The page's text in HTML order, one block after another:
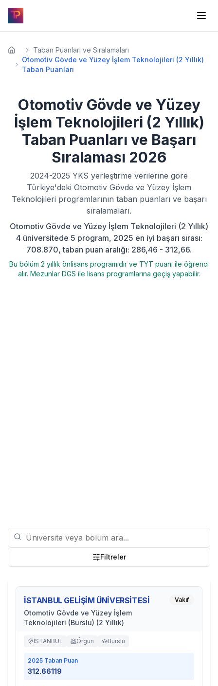
Taban Puanları ve Sıralamaları
Otomotiv Gövde ve Yüzey İşlem Teknolojileri (2 Yıllık)
Taban Puanları
Otomotiv Gövde ve Yüzey
İşlem Teknolojileri (2 Yıllık)
Taban Puanları ve Başarı
Sıralaması 2026
2024-2025 YKS yerleştirme verilerine göre
Türkiye'deki Otomotiv Gövde ve Yüzey İşlem
Teknolojileri programlarının taban puanları ve başarı
sıralamaları.
Otomotiv Gövde ve Yüzey İşlem Teknolojileri (2 Yıllık)
4 üniversitede 5 program, 2025 en iyi başarı sırası:
708.870, taban puan aralığı: 286,46 - 312,66.
Bu bölüm 2 yıllık önlisans programıdır ve TYT puanı ile öğrenci
alır. Mezunlar DGS ile lisans programlarına geçiş yapabilir.
Filtreler
İSTANBUL GELİŞİM ÜNİVERSİTESİ
Otomotiv Gövde ve Yüzey İşlem
Teknolojileri (Burslu) (2 Yıllık)
Vakıf
İSTANBUL Örgün Burslu
2025 Taban Puan
312.66119